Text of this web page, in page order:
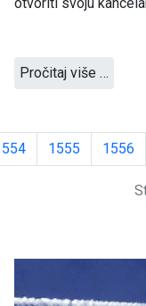
otvoriti svoju
Pročitaj više …
1555 1556